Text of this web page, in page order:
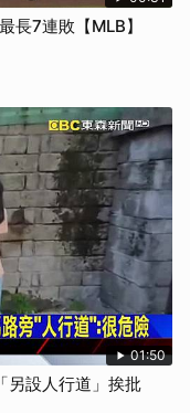
長7連敗【MLB】
01:50
另設人行道」挨批